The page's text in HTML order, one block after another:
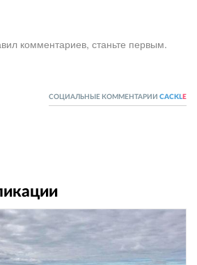
комментариев, станьте первым.
СОЦИАЛЬНЫЕ КОММЕНТАРИИ CACKL E